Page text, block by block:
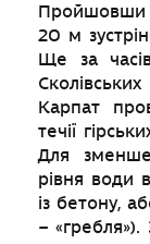
Пройшовши
20 м
Ще за
Карпат
течії
Для
рівня води
із бетону,
–